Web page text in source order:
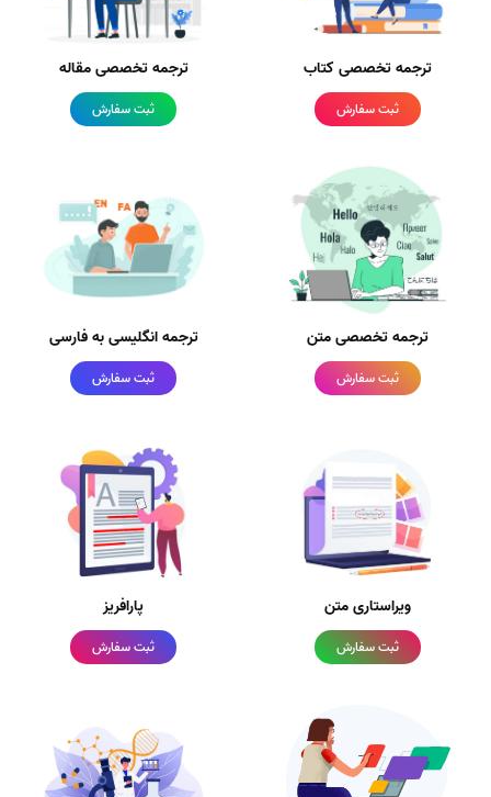
ترجمه تخصصی کتاب
ثبت سفارش
ترجمه تخصصی مقاله
ثبت سفارش
ترجمه تخصصی متن
ثبت سفارش
ترجمه انگلیسی به فارسی
ثبت سفارش
ویراستاری متن
ثبت سفارش
پارافریز
ثبت سفارش